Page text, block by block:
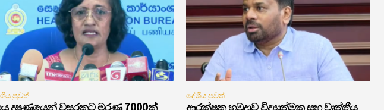
පුවත් දේශීය පුවත්